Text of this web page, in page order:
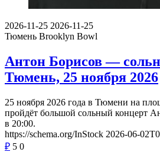
2026-11-25 2026-11-25
Тюмень Brooklyn Bowl
Антон Борисов —
Тюмень, 25 ноября 2026
25 ноября 2026 года в Тюмени на
пройдёт большой сольный концерт
в 20:00.
https://schema.org/InStock 2026-06-
₽ 5 0